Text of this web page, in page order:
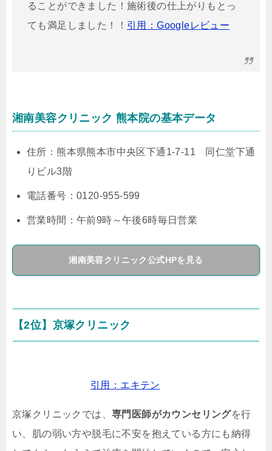
ることができました！施術後の仕上がりもとっ
ても満足しました！！ 引用：Googleレビュー
湘南美容クリニック 熊本院の基本データ
住所：熊本県熊本市中央区下通1-7-11 同仁堂下通
りビル3階
電話番号：0120-955-599
営業時間：午前9時～午後6時毎日営業
湘南美容クリニック公式HPを見る
【2位】京塚クリニック
引用：エキテン
京塚クリニックでは、 専門医師がカウンセリングを行
い、肌の弱い方や脱毛に不安を抱えている方にも納得